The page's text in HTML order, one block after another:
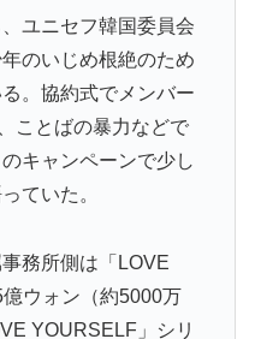
ユニセフ韓国委員会
のいじめ根絶のため
。協約式でメンバー
ことばの暴力などで
キャンペーンで少し
ていた。
務所側は「 LOVE
ウォン（約5000万
YOURSELF」シリ